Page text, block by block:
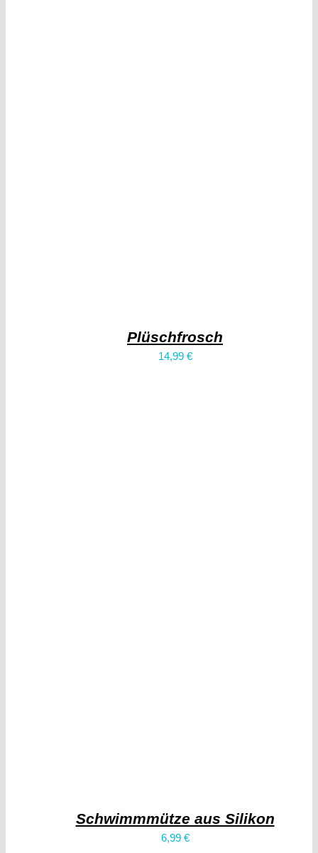
Plüschfrosch
14,99 €
Schwimmmütze aus Silikon
6,99 €